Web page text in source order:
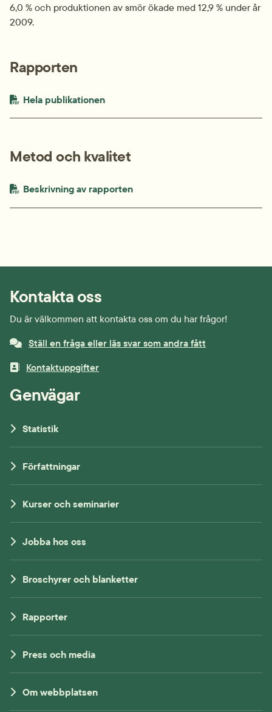
6,0 % och produktionen av smör ökade med 12,9 % under år
2009.
Rapporten
PDF-fil.
Hela publikationenpdf, 454.8 kB.
Metod och kvalitet
PDF-fil.
Beskrivning av rapportenpdf, 49.9 kB.
Kontakta oss
Du är välkommen att kontakta oss om du har frågor!
Ställ en fråga eller läs svar som andra fått
Kontaktuppgifter
Genvägar
Statistik
Författningar
Kurser och seminarier
Jobba hos oss
Broschyrer och blanketter
Rapporter
Press och media
Om webbplatsen